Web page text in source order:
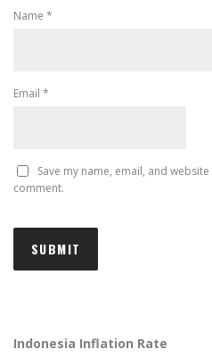
Name *
Email *
Save my name, email, and
comment.
Indonesia Inflation Rate